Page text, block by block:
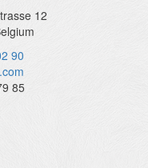
12
90
85